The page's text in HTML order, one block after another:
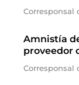
Corresponsal
Amnistía
proveedor
Corresponsal